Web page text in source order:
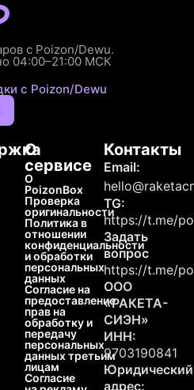
с Poizon/Dewu.
04:00–21:00 МСК
с Poizon/Dewu
О
сервисе
О
PoizonBox
Проверка
оригинальности
Политика в
отношении
конфиденциальности
и обработки
персональных
данных
Согласие на
предоставление
прав на
обработку и
передачу
персональных
данных третьим
лицам
Согласие
Контакты
Email:
TG:
https://t.me/
Задать
вопрос
https://t.me/
ООО
«РАКЕТА-
СИЭН»
ИНН:
9703190841
Юридический
адрес: